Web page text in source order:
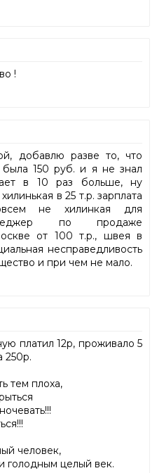
!
добавлю разве то, что
была 150 руб. и я не знал
в 10 раз больше, ну
в 25 т.р. зарплата
не хилинкая для
по продаже
от 100 т.р., швея в
несправедливость
и при чем не мало.
платил 12р, проживало 5
250р.
тем плоха,
человек,
голодным целый век.